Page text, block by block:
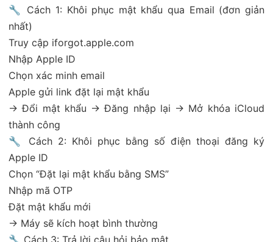
🔧 Cách 1: Khôi phục mật khẩu qua Email (đơn giản
nhất)
Truy cập iforgot.apple.com
Nhập Apple ID
Chọn xác minh email
Apple gửi link đặt lại mật khẩu
→ Đổi mật khẩu → Đăng nhập lại → Mở khóa iCloud
thành công
🔧 Cách 2: Khôi phục bằng số điện thoại đăng ký
Apple ID
Chọn “Đặt lại mật khẩu bằng SMS”
Nhập mã OTP
Đặt mật khẩu mới
→ Máy sẽ kích hoạt bình thường
🔧 Cách 3: Trả lời câu hỏi bảo mật